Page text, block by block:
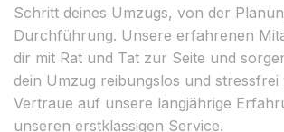
Schritt deines Umzugs, von der
Durchführung. Unsere erfahrenen
dir mit Rat und Tat zur Seite und
dein Umzug reibungslos und stressfrei
Vertraue auf unsere langjährige
unseren erstklassigen Service.